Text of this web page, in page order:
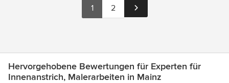
1 2
Hervorgehobene Bewertungen für Experten für
Innenanstrich, Malerarbeiten in Mainz